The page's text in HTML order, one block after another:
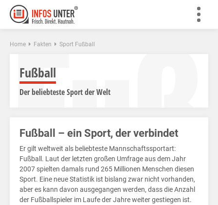
Home Fakten Sport Fußball
Fußball
Der beliebteste Sport der Welt
Fußball – ein Sport, der verbindet
Er gilt weltweit als beliebteste Mannschaftssportart:
Fußball. Laut der letzten großen Umfrage aus dem Jahr
2007 spielten damals rund 265 Millionen Menschen diesen
Sport. Eine neue Statistik ist bislang zwar nicht vorhanden,
aber es kann davon ausgegangen werden, dass die Anzahl
der Fußballspieler im Laufe der Jahre weiter gestiegen ist.